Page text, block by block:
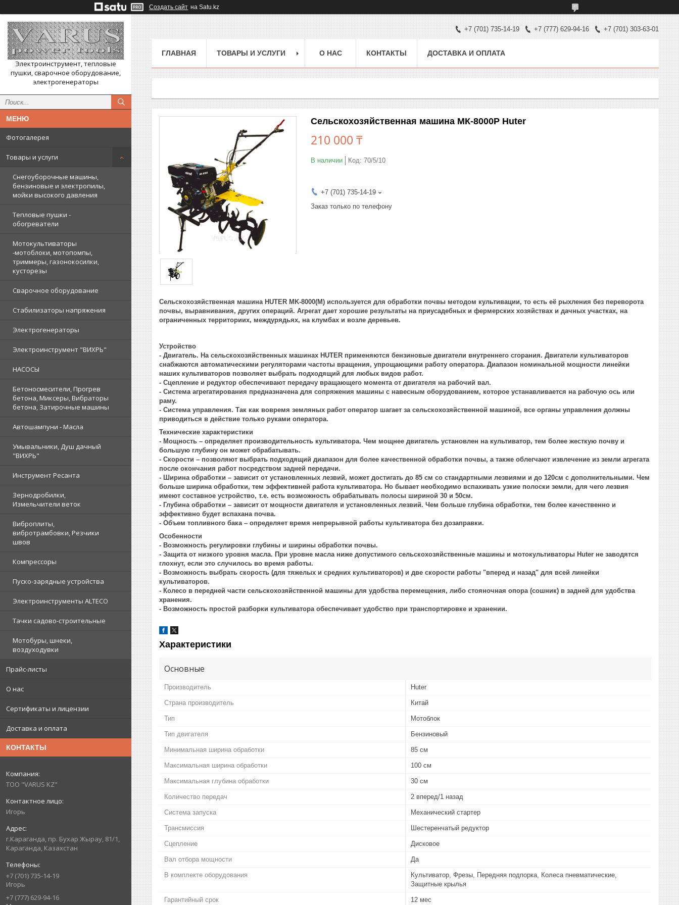
Создать сайт на Satu.kz
Электроинструмент, тепловые
пушки, сварочное оборудование,
электрогенераторы
Фотогалерея
Товары и услуги
Снегоуборочные машины,
бензиновые и электропилы,
мойки высокого давления
Тепловые пушки -
обогреватели
Мотокультиваторы
-мотоблоки, мотопомпы,
триммеры, газонокосилки,
кусторезы
Сварочное оборудование
Стабилизаторы напряжения
Электрогенераторы
Электроинструмент "ВИХРЬ"
НАСОСЫ
Бетоносмесители, Прогрев
бетона, Миксеры, Вибраторы
бетона, Затирочные машины
Автошампуни - Масла
Умывальники, Душ дачный
"ВИХРЬ"
Инструмент Ресанта
Зернодробилки,
Измельчители веток
Виброплиты,
вибротрамбовки, Резчики
швов
Компрессоры
Пуско-зарядные устройства
Электроинструменты ALTECO
Тачки садово-строительные
Мотобуры, шнеки,
воздуходувки
Прайс-листы
О нас
Сертификаты и лицензии
Доставка и оплата
КОНТАКТЫ
ТОО "VARUS KZ"
Игорь
г.Караганда, пр. Бухар Жырау, 81/1,
Караганда, Казахстан
+7 (701) 735-14-19
Игорь
+7 (777) 629-94-16
+7 (701) 735-14-19 +7 (777) 629-94-16 +7 (701) 303-63-01
ГЛАВНАЯ ТОВАРЫ И УСЛУГИ О НАС КОНТАКТЫ ДОСТАВКА И ОПЛАТА
Сельскохозяйственная машина МК-8000P Huter
210 000 ₸
В наличии Код: 70/5/10
+7 (701) 735-14-19
Заказ только по телефону
Сельскохозяйственная машина HUTER MK-8000(M) используется для обработки почвы методом культивации, то есть её рыхления без переворота
почвы, выравнивания, других операций. Агрегат дает хорошие результаты на приусадебных и фермерских хозяйствах и дачных участках, на
ограниченных территориих, междурядьях, на клумбах и возле деревьев.
Устройство
- Двигатель. На сельскохозяйственных машинах HUTER применяются бензиновые двигатели внутреннего сгорания. Двигатели культиваторов
снабжаются автоматическими регуляторами частоты вращения, упрощающими работу оператора. Диапазон номинальной мощности линейки
наших культиваторов позволяет выбрать подходящий для любых видов работ.
- Сцепление и редуктор обеспечивают передачу вращающего момента от двигателя на рабочий вал.
- Система агрегатирования предназначена для сопряжения машины с навесным оборудованием, которое устанавливается на рабочую ось или
раму.
- Система управления. Так как вовремя земляных работ оператор шагает за сельскохозяйственной машиной, все органы управления должны
приводиться в действие только руками оператора.
Технические характеристики
- Мощность – определяет производительность культиватора. Чем мощнее двигатель установлен на культиватор, тем более жесткую почву и
большую глубину он может обрабатывать.
- Скорости – позволяют выбрать подходящий диапазон для более качественной обработки почвы, а также облегчают извлечение из земли агрегата
после окончания работ посредством задней передачи.
- Ширина обработки – зависит от установленных лезвий, может достигать до 85 см со стандартными лезвиями и до 120см с дополнительными. Чем
больше ширина обработки, тем эффективней работа культиватора. Но бывает необходимо вспахивать узкие полоски земли, для чего лезвия
имеют составное устройство, т.е. есть возможность обрабатывать полосы шириной 30 и 50см.
- Глубина обработки – зависит от мощности двигателя и установленных лезвий. Чем больше глубина обработки, тем более качественно и
эффективно будет вспахана почва.
- Объем топливного бака – определяет время непрерывной работы культиватора без дозаправки.
Особенности
- Возможность регулировки глубины и ширины обработки почвы.
- Защита от низкого уровня масла. При уровне масла ниже допустимого сельскохозяйственные машины и мотокультиваторы Huter не заводятся
глохнут, если это случилось во время работы.
- Возможность выбрать скорость (для тяжелых и средних культиваторов) и две скорости работы "вперед и назад" для всей линейки
культиваторов.
- Колесо в передней части сельскохозяйственной машины для удобства перемещения, либо стояночная опора (сошник) в задней для удобства
хранения.
- Возможность простой разборки культиватора обеспечивает удобство при транспортировке и хранении.
Характеристики
Основные
Производитель Huter
Страна производитель Китай
Тип Мотоблок
Тип двигателя Бензиновый
Минимальная ширина обработки 85 см
Максимальная ширина обработки 100 см
Максимальная глубина обработки 30 см
Количество передач 2 вперед/1 назад
Система запуска Механический стартер
Трансмиссия Шестеренчатый редуктор
Сцепление Дисковое
Вал отбора мощности Да
В комплекте оборудования
Культиватор, Фрезы, Передняя подпорка, Колеса пневматические,
Защитные крылья
Гарантийный срок 12 мес